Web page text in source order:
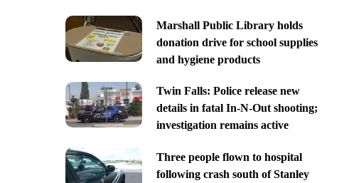
Marshall Public Library holds
donation drive for school supplies
and hygiene products
Twin Falls: Police release new
details in fatal In-N-Out shooting;
investigation remains active
Three people flown to hospital
following crash south of Stanley